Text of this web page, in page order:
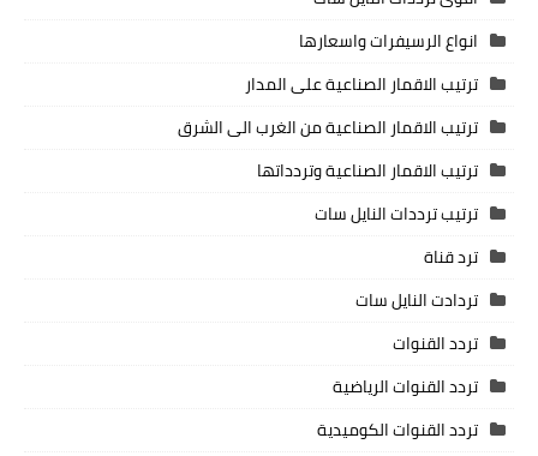
انواع الرسيفرات واسعارها
ترتيب الاقمار الصناعية على المدار
ترتيب الاقمار الصناعية من الغرب الى الشرق
ترتيب الاقمار الصناعية وتردداتها
ترتيب ترددات النايل سات
ترد قناة
تردادت النايل سات
تردد القنوات
تردد القنوات الرياضية
تردد القنوات الكوميدية